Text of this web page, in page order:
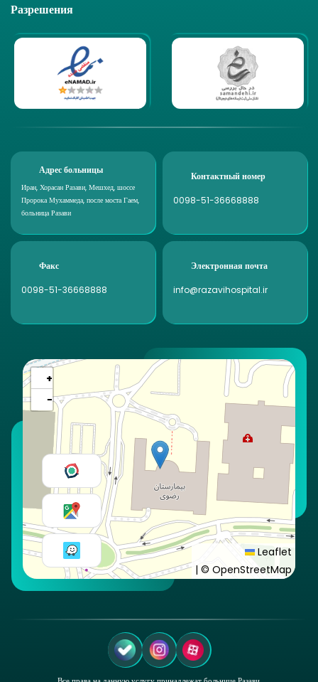
Разрешения
Адрес больницы
Иран, Хорасан Разави, Мешхед, шоссе
Пророка Мухаммеда, после моста Гаем,
больница Разави
Контактный номер
0098-51-36668888
Факс
0098-51-36668888
Электронная почта
info@razavihospital.ir
+
−
Leaflet
| © OpenStreetMap